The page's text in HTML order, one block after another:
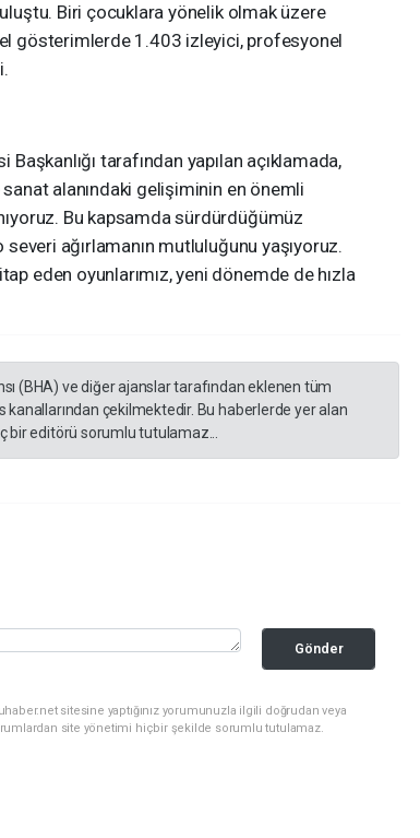
Biri çocuklara yönelik olmak üzere
gösterimlerde 1.403 izleyici, profesyonel
tarafından yapılan açıklamada,
alanındaki gelişiminin en önemli
Bu kapsamda sürdürdüğümüz
ağırlamanın mutluluğunu yaşıyoruz.
eden oyunlarımız, yeni dönemde de hızla
(BHA) ve diğer ajanslar tarafından eklenen tüm
çekilmektedir. Bu haberlerde yer alan
bir editörü sorumlu tutulamaz...
Gönder
sitesine yaptığınız yorumunuzla ilgili doğrudan veya
site yönetimi hiçbir şekilde sorumlu tutulamaz.